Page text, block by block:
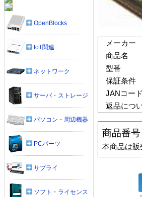
メーカー
商品名
型番
保証条件
JANコード
返品につ
商品番号
本商品は販
OpenBlocks
IoT関連
ネットワーク
サーバ・ストレージ
パソコン・周辺機器
PCパーツ
サプライ
ソフト・ライセンス